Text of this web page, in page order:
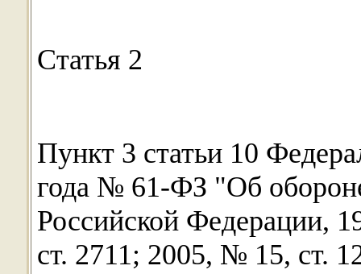
Статья 2
Пункт 3 статьи 10
года № 61-ФЗ "Об
Российской Федерации,
ст. 2711; 2005, № 15, ст.